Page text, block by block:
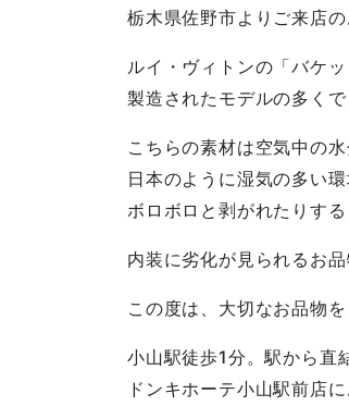
栃木県佐野市よりご来店
ルイ・ヴィトンの「バケ
製造されたモデルの多く
こちらの素材は空気中の
日本のように湿気の多い
ボロボロと剥がれたりする
内装に劣化が見られるお
この度は、大切なお品物
小山駅徒歩1分。駅から直
ドンキホーテ小山駅前店